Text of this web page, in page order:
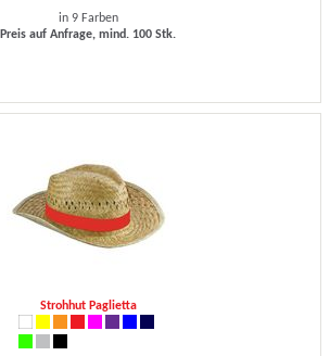
in 9 Farben
Preis auf Anfrage, mind. 100 Stk.
Strohhut Paglietta